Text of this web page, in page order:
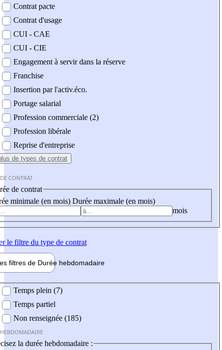
Contrat pacte
Contrat d'usage
CUI - CAE
CUI - CIE
Engagement à servir dans la réserve
Franchise
Insertion par l'activ.éco.
Portage salarial
Profession commerciale (2)
Profession libérale
Reprise d'entreprise
de types de contrat
CONTRAT
de contrat
minimale (en mois) Durée maximale (en mois)
mois
le filtre du type de contrat
filtres de Durée hebdomadaire
Temps plein (7)
Temps partiel
Non renseignée (185)
la durée hebdomadaire :